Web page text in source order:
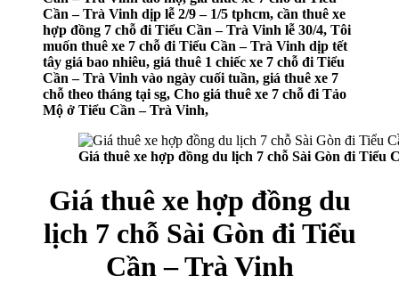
Cần – Trà Vinh dịp lễ 2/9 – 1/5 tphcm, cần thuê xe
hợp đồng 7 chỗ đi Tiểu Cần – Trà Vinh lễ 30/4, Tôi
muốn thuê xe 7 chỗ đi Tiểu Cần – Trà Vinh dịp tết
tây giá bao nhiêu, giá thuê 1 chiếc xe 7 chỗ đi Tiểu
Cần – Trà Vinh vào ngày cuối tuần, giá thuê xe 7
chỗ theo tháng tại sg, Cho giá thuê xe 7 chỗ đi Tảo
Mộ ở Tiểu Cần – Trà Vinh,
Giá thuê xe hợp đồng du lịch 7 chỗ Sài Gòn đi Tiểu
Giá thuê xe hợp đồng du
lịch 7 chỗ Sài Gòn đi Tiểu
Cần – Trà Vinh